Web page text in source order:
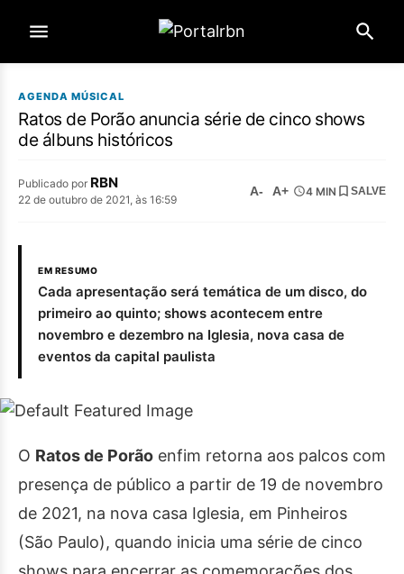
AGENDA MÚSICAL
Ratos de Porão anuncia série de cinco shows
de álbuns históricos
Publicado por RBN
22 de outubro de 2021, às 16:59
A- A+ 4 MIN SALVE
EM RESUMO
Cada apresentação será temática de um disco, do
primeiro ao quinto; shows acontecem entre
novembro e dezembro na Iglesia, nova casa de
eventos da capital paulista
O Ratos de Porão enfim retorna aos palcos com
presença de público a partir de 19 de novembro
de 2021, na nova casa Iglesia, em Pinheiros
(São Paulo), quando inicia uma série de cinco